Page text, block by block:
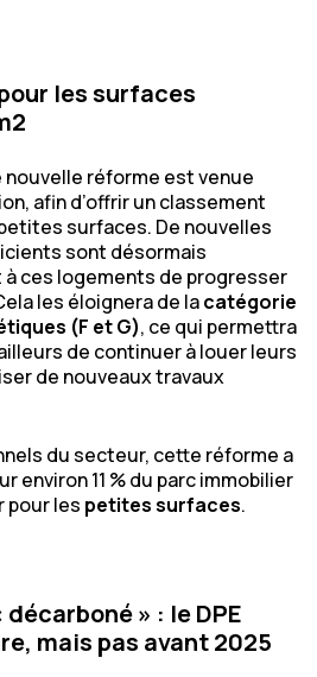
les surfaces
nouvelle réforme est venue
afin d’offrir un classement
surfaces. De nouvelles
sont désormais
ces logements de progresser
les éloignera de lacatégorie
(F et G), ce qui permettra
de continuer à louer leurs
de nouveaux travaux
du secteur, cette réforme a
environ 11 % du parc immobilier
pour les petites surfaces.
décarboné » : le DPE
mais pas avant 2025